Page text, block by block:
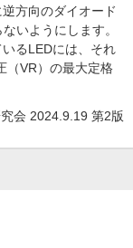
方向のダイオード
いようにします。
るLEDには、それ
（VR）の最大定格
会 2024.9.19 第2版